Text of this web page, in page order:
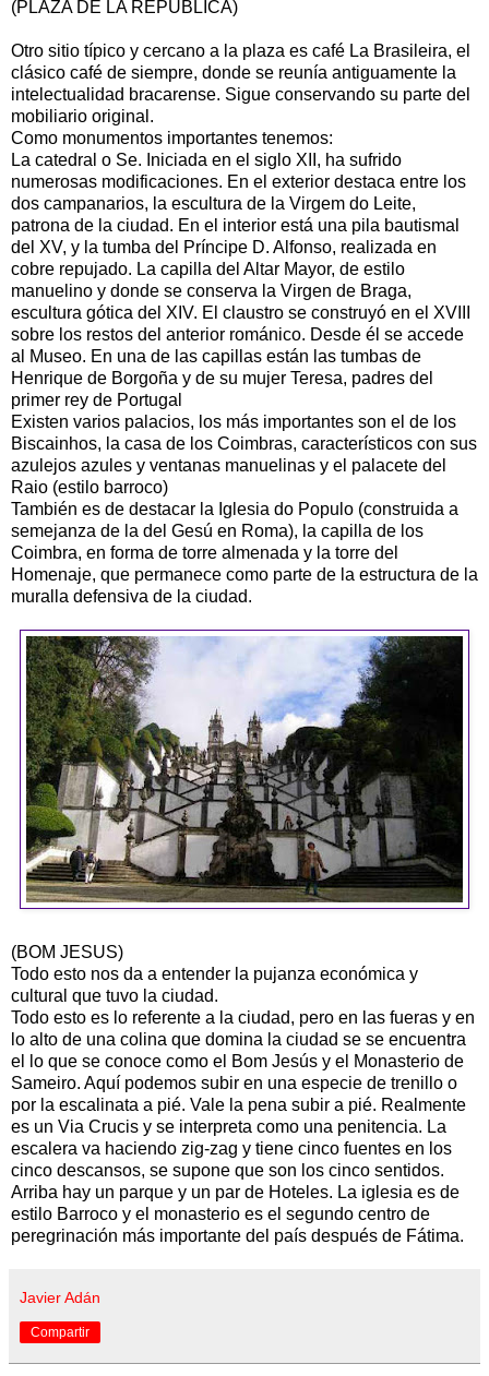
(PLAZA DE LA REPÚBLICA)
Otro sitio típico y cercano a la plaza es café La Brasileira, el
clásico café de siempre, donde se reunía antiguamente la
intelectualidad bracarense. Sigue conservando su parte del
mobiliario original.
Como monumentos importantes tenemos:
La catedral o Se. Iniciada en el siglo XII, ha sufrido
numerosas modificaciones. En el exterior destaca entre los
dos campanarios, la escultura de la Virgem do Leite,
patrona de la ciudad. En el interior está una pila bautismal
del XV, y la tumba del Príncipe D. Alfonso, realizada en
cobre repujado. La capilla del Altar Mayor, de estilo
manuelino y donde se conserva la Virgen de Braga,
escultura gótica del XIV. El claustro se construyó en el XVIII
sobre los restos del anterior románico. Desde él se accede
al Museo. En una de las capillas están las tumbas de
Henrique de Borgoña y de su mujer Teresa, padres del
primer rey de Portugal
Existen varios palacios, los más importantes son el de los
Biscainhos, la casa de los Coimbras, característicos con sus
azulejos azules y ventanas manuelinas y el palacete del
Raio (estilo barroco)
También es de destacar la Iglesia do Populo (construida a
semejanza de la del Gesú en Roma), la capilla de los
Coimbra, en forma de torre almenada y la torre del
Homenaje, que permanece como parte de la estructura de la
muralla defensiva de la ciudad.
(BOM JESUS)
Todo esto nos da a entender la pujanza económica y
cultural que tuvo la ciudad.
Todo esto es lo referente a la ciudad, pero en las fueras y en
lo alto de una colina que domina la ciudad se se encuentra
el lo que se conoce como el Bom Jesús y el Monasterio de
Sameiro. Aquí podemos subir en una especie de trenillo o
por la escalinata a pié. Vale la pena subir a pié. Realmente
es un Via Crucis y se interpreta como una penitencia. La
escalera va haciendo zig-zag y tiene cinco fuentes en los
cinco descansos, se supone que son los cinco sentidos.
Arriba hay un parque y un par de Hoteles. La iglesia es de
estilo Barroco y el monasterio es el segundo centro de
peregrinación más importante del país después de Fátima.
Javier Adán
Compartir